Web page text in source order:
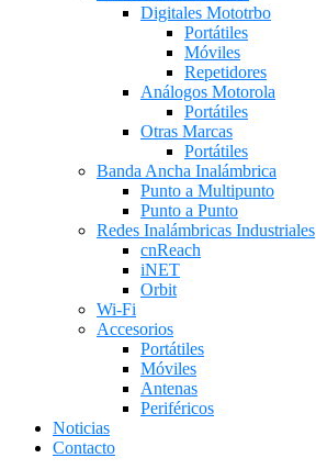
Digitales Mototrbo
Portátiles
Móviles
Repetidores
Análogos Motorola
Portátiles
Otras Marcas
Portátiles
Banda Ancha Inalámbrica
Punto a Multipunto
Punto a Punto
Redes Inalámbricas Industriales
cnReach
iNET
Orbit
Wi-Fi
Accesorios
Portátiles
Móviles
Antenas
Periféricos
Noticias
Contacto